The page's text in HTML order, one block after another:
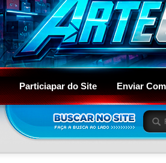
Particiapar do Site Enviar